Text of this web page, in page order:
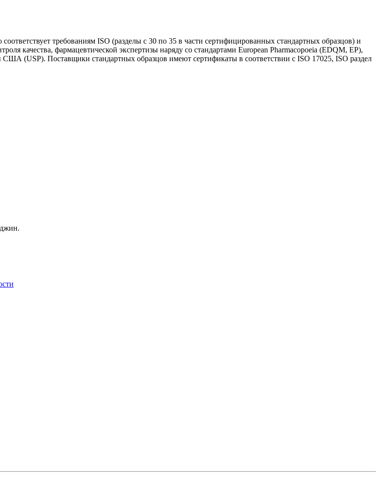
требованиям ISO (разделы с 30 по 35 в части сертифицированных стандартных образцов) и
качества, фармацевтической экспертизы наряду со стандартами European Pharmacopoeia (EDQM, EP),
(USP). Поставщики стандартных образцов имеют сертификаты в соответствии с ISO 17025, ISO раздел